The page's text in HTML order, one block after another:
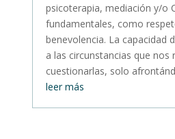
psicoterapia, mediación y/o
fundamentales, como
benevolencia. La capacidad
a las circunstancias que nos
cuestionarlas, solo
leer más